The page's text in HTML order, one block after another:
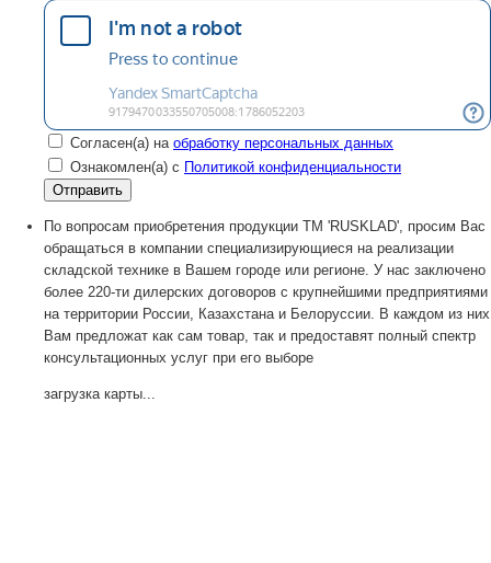
Согласен(а) на обработку персональных данных
Ознакомлен(а) с Политикой конфиденциальности
По вопросам приобретения продукции TM 'RUSKLAD', просим Вас
обращаться в компании специализирующиеся на реализации
складской технике в Вашем городе или регионе. У нас заключено
более 220-ти дилерских договоров с крупнейшими предприятиями
на территории России, Казахстана и Белоруссии. В каждом из них
Вам предложат как сам товар, так и предоставят полный спектр
консультационных услуг при его выборе
загрузка карты...